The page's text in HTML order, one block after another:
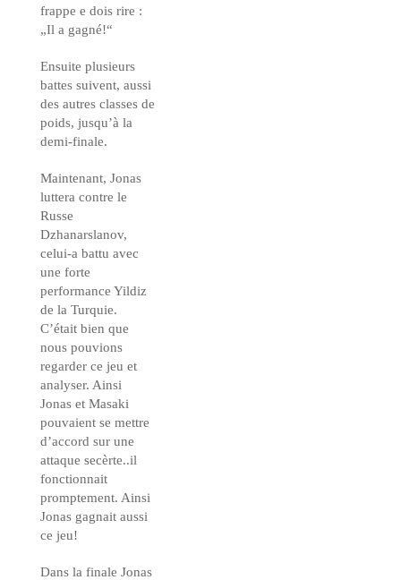
frappe e dois rire :
„Il a gagné!“
Ensuite plusieurs
battes suivent, aussi
des autres classes de
poids, jusqu’à la
demi-finale.
Maintenant, Jonas
luttera contre le
Russe
Dzhanarslanov,
celui-a battu avec
une forte
performance Yildiz
de la Turquie.
C’était bien que
nous pouvions
regarder ce jeu et
analyser. Ainsi
Jonas et Masaki
pouvaient se mettre
d’accord sur une
attaque secèrte..il
fonctionnait
promptement. Ainsi
Jonas gagnait aussi
ce jeu!
Dans la finale Jonas